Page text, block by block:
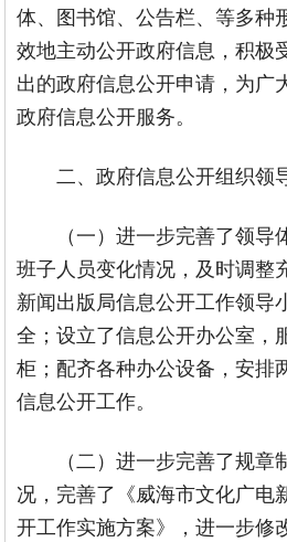
体、图书馆、公告栏、等多种
效地主动公开政府信息，积极
出的政府信息公开申请，为广
政府信息公开服务。
二、政府信息公开组织领
（一）进一步完善了领导
班子人员变化情况，及时调整
新闻出版局信息公开工作领导
全；设立了信息公开办公室，
柜；配齐各种办公设备，安排
信息公开工作。
（二）进一步完善了规章
况，完善了《威海市文化广电
开工作实施方案》，进一步修